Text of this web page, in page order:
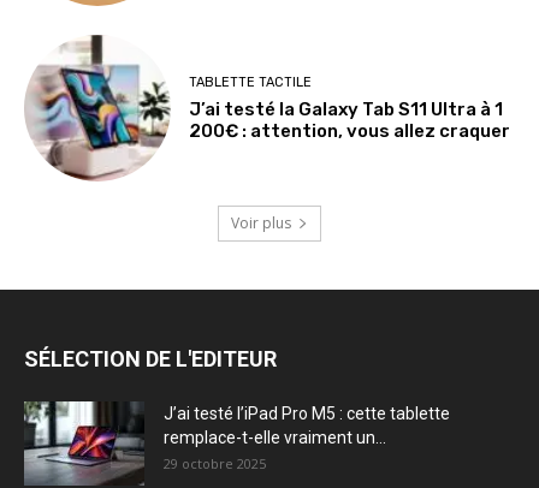
TABLETTE TACTILE
J’ai testé la Galaxy Tab S11 Ultra à 1
200€ : attention, vous allez craquer
Voir plus
SÉLECTION DE L'EDITEUR
J’ai testé l’iPad Pro M5 : cette tablette
remplace-t-elle vraiment un...
29 octobre 2025